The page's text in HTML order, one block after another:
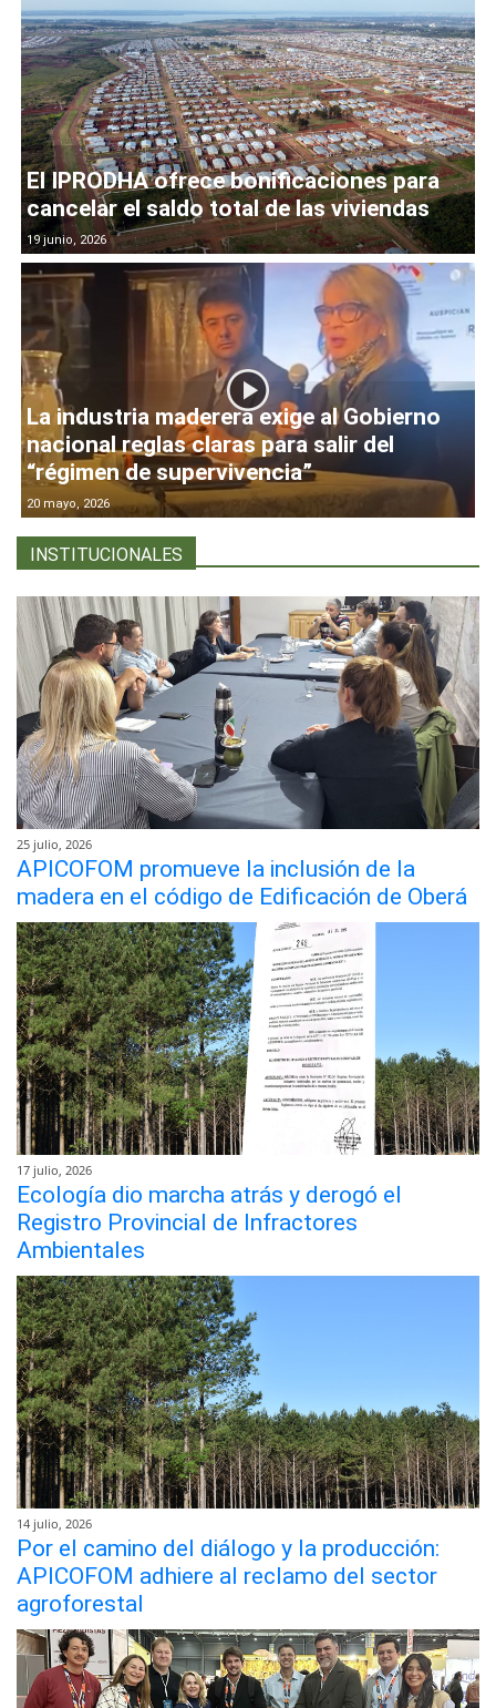
El IPRODHA ofrece bonificaciones para
cancelar el saldo total de las viviendas
19 junio, 2026
La industria maderera exige al Gobierno
nacional reglas claras para salir del
“régimen de supervivencia”
20 mayo, 2026
INSTITUCIONALES
25 julio, 2026
APICOFOM promueve la inclusión de la
madera en el código de Edificación de Oberá
17 julio, 2026
Ecología dio marcha atrás y derogó el
Registro Provincial de Infractores
Ambientales
14 julio, 2026
Por el camino del diálogo y la producción:
APICOFOM adhiere al reclamo del sector
agroforestal